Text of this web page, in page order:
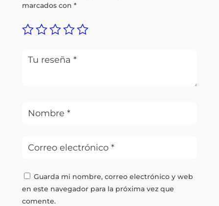
marcados con *
Guarda mi nombre, correo electrónico y web
en este navegador para la próxima vez que
comente.